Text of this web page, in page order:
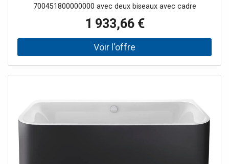
700451800000000 avec deux biseaux avec cadre
1 933,66 €